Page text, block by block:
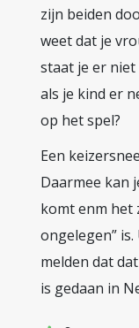
zijn beiden
weet dat je
staat je er niet
als je kind er
op het spel?
Een
Daarmee kan
komt enm het
ongelegen”
melden dat
is gedaan in